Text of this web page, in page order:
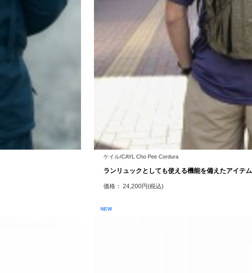
ケイル/CAYL Cho Pee Cordura
ランリュックとしても使える機能を備えたアイテム
価格： 24,200円(税込)
NEW